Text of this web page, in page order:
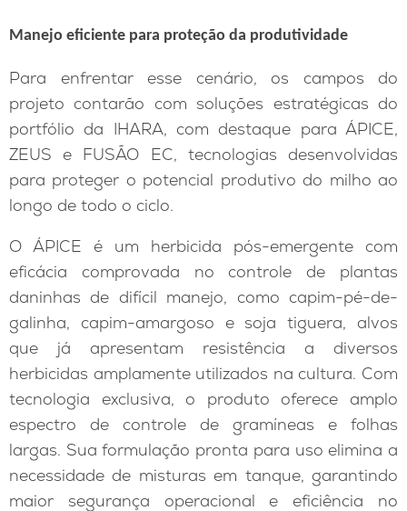
Manejo eficiente para proteção da produtividade
Para enfrentar esse cenário, os campos do
projeto contarão com soluções estratégicas do
portfólio da IHARA, com destaque para ÁPICE,
ZEUS e FUSÃO EC, tecnologias desenvolvidas
para proteger o potencial produtivo do milho ao
longo de todo o ciclo.
O ÁPICE é um herbicida pós-emergente com
eficácia comprovada no controle de plantas
daninhas de difícil manejo, como capim-pé-de-
galinha, capim-amargoso e soja tiguera, alvos
que já apresentam resistência a diversos
herbicidas amplamente utilizados na cultura. Com
tecnologia exclusiva, o produto oferece amplo
espectro de controle de gramíneas e folhas
largas. Sua formulação pronta para uso elimina a
necessidade de misturas em tanque, garantindo
maior segurança operacional e eficiência no